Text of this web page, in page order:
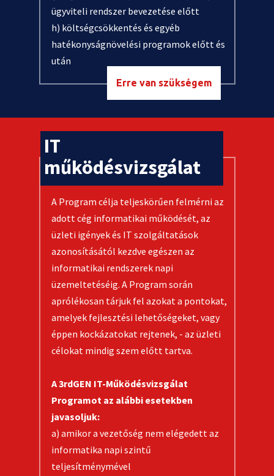
ügyviteli rendszer bevezetése előtt
h) költségcsökkentés és egyéb
hatékonyságnövelési programok előtt és
után
Erre van szükségem
IT
működésvizsgálat
A Program célja teljeskörűen felmérni az
adott cég informatikai működését, az
üzleti igények és IT szolgáltatások
azonosításától kezdve egészen az
informatikai rendszerek napi
üzemeltetéséig. A Program során
aprólékosan tárjuk fel azokat a pontokat,
amelyek fejlesztési lehetőségeket, vagy
éppen kockázatokat rejtenek, - az üzleti
célokat mindig szem előtt tartva.
A 3rdGEN IT-Működésvizsgálat
Programot az alábbi esetekben
javasoljuk:
a) amikor a vezetőség nem elégedett az
informatika napi szintű
teljesítménymével